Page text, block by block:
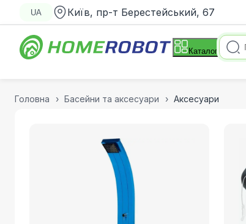
UA Київ, пр-т Берестейський, 67
Каталог
Головна Басейни та аксесуари Аксесуари